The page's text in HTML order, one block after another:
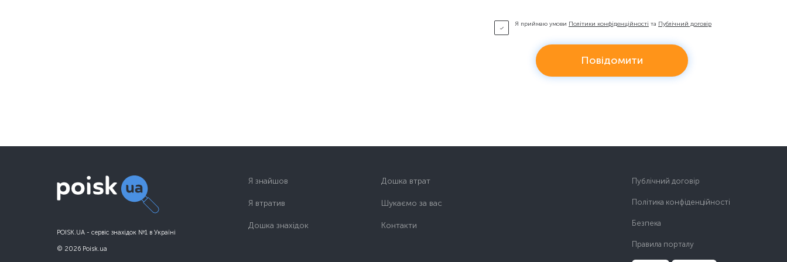
Я приймаю умови Політики конфіденційності та Публічний договір
Повідомити
POISK.UA - сервіс знахідок №1 в Україні
© 2026 Poisk.ua
Я знайшов
Я втратив
Дошка знахідок
Дошка втрат
Шукаємо за вас
Контакти
Публічний договір
Політика конфіденційності
Безпека
Правила порталу